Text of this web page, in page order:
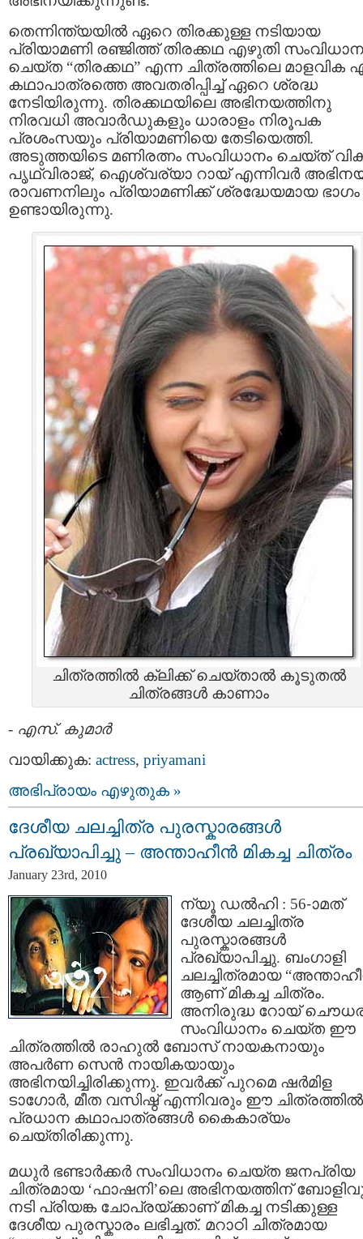
തെന്നിന്ത്യയില്‍ ഏറെ തിരക്കുള്ള നടിയായ
പ്രിയാമണി രഞ്ജിത്ത് തിരക്കഥ എഴുതി
ചെയ്ത “തിരക്കഥ” എന്ന ചിത്രത്തിലെ മാളവിക
കഥാപാത്രത്തെ അവതരിപ്പിച്ച് ഏറെ ശ്രദ്ധ
നേടിയിരുന്നു. തിരക്കഥയിലെ അഭിനയത്തിനു
നിരവധി അവാര്‍ഡുകളും ധാരാളം നിരൂപക
പ്രശംസയും പ്രിയാമണിയെ തേടിയെത്തി.
അടുത്തയിടെ മണിരത്നം സംവിധാനം ചെയ്ത്
പൃഥ്വിരാജ്, ഐശ്വര്യാ റായ് എന്നിവര്‍
രാവണനിലും പ്രിയാമണിക്ക് ശ്രദ്ധേയമായ ഭാഗം
ഉണ്ടായിരുന്നു.
ചിത്രത്തില്‍ ക്ലിക്ക്‌ ചെയ്‌താല്‍ കൂടുതല്‍
ചിത്രങ്ങള്‍ കാണാം
- എസ്. കുമാര്‍
വായിക്കുക: actress, priyamani
അഭിപ്രായം എഴുതുക »
ദേശീയ ചലച്ചിത്ര പുരസ്കാരങ്ങള്‍
പ്രഖ്യാപിച്ചു – അന്താഹീന്‍ മികച്ച ചിത്രം
January 23rd, 2010
ന്യൂ ഡല്‍ഹി : 56-‍ാമത്
ദേശീയ ചലച്ചിത്ര
പുരസ്കാരങ്ങള്‍
പ്രഖ്യാപിച്ചു. ബംഗാളി
ചലച്ചിത്രമായ
ആണ് മികച്ച ചിത്രം.
അനിരുദ്ധ റോയ്
സംവിധാനം ചെയ്ത ഈ
ചിത്രത്തില്‍ രാഹുല്‍ ബോസ് നായകനായും
അപര്‍ണ സെന്‍ നായികയായും
അഭിനയിച്ചിരിക്കുന്നു. ഇവര്‍ക്ക് പുറമെ ഷര്‍മിള
ടാഗോര്‍, മീത വസിഷ്ഠ് എന്നിവരും ഈ ചിത്രത്തില്‍
പ്രധാന കഥാപാത്രങ്ങള്‍ കൈകാര്യം
ചെയ്തിരിക്കുന്നു.
മധുര്‍ ഭണ്ടാര്‍ക്കര്‍ സംവിധാനം ചെയ്ത ജനപ്രിയ
ചിത്രമായ ‘ഫാഷനി’ലെ‍ അഭിനയത്തിന്
നടി പ്രിയങ്ക ചോപ്രയ്ക്കാണ് മികച്ച നടിക്കുള്ള
ദേശീയ പുരസ്കാരം ലഭിച്ചത്. മറാഠി ചിത്രമായ